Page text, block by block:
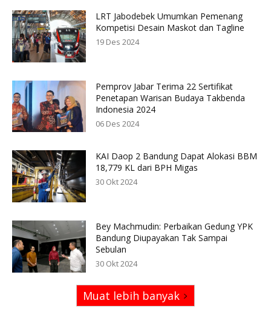
LRT Jabodebek Umumkan Pemenang
Kompetisi Desain Maskot dan Tagline
19 Des 2024
Pemprov Jabar Terima 22 Sertifikat
Penetapan Warisan Budaya Takbenda
Indonesia 2024
06 Des 2024
KAI Daop 2 Bandung Dapat Alokasi BBM
18,779 KL dari BPH Migas
30 Okt 2024
Bey Machmudin: Perbaikan Gedung YPK
Bandung Diupayakan Tak Sampai
Sebulan
30 Okt 2024
Muat lebih banyak